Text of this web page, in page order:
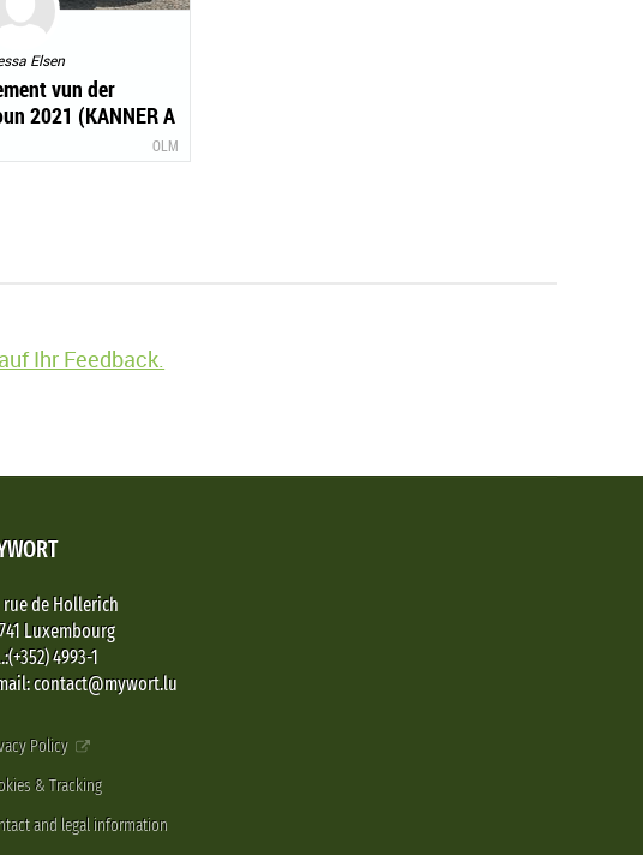
Elsen
vun der
2021 (KANNER A
OLM
Ihr Feedback.
rue de Hollerich
Luxembourg
4993-1
contact@mywort.lu
Policy
& Tracking
and legal information